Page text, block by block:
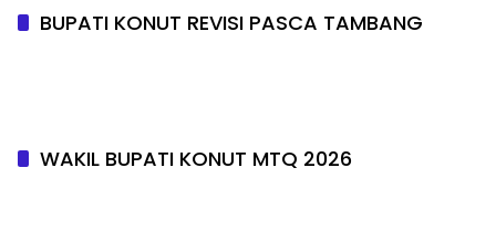
BUPATI KONUT REVISI PASCA TAMBANG
WAKIL BUPATI KONUT MTQ 2026